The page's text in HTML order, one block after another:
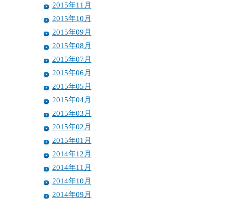
2015年11月
2015年10月
2015年09月
2015年08月
2015年07月
2015年06月
2015年05月
2015年04月
2015年03月
2015年02月
2015年01月
2014年12月
2014年11月
2014年10月
2014年09月